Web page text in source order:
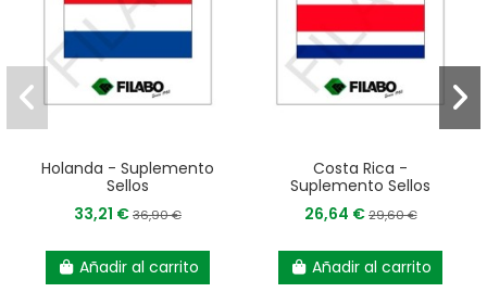
Holanda - Suplemento
Sellos
33,21 €36,90 €
Añadir al carrito
Costa Rica -
Suplemento Sellos
26,64 €29,60 €
Añadir al carrito